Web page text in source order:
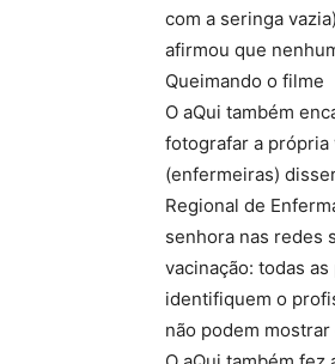
com a seringa
afirmou que
Queimando o filme
O aQui também
fotografar a própria
(enfermeiras)
Regional de
senhora nas redes
vacinação: todas
identifiquem o
não podem